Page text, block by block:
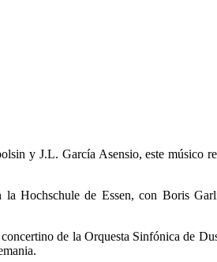
y J.L. García Asensio, este músico
Hochschule de Essen, con Boris
de la Orquesta Sinfónica de